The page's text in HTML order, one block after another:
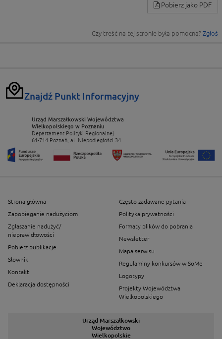
Pobierz jako PDF
Czy treść na tej stronie była pomocna? Zgłoś
Znajdź Punkt Informacyjny
Urząd Marszałkowski Województwa
Wielkopolskiego w Poznaniu
Departament Polityki Regionalnej
61-714 Poznań, al. Niepodległości 34
Strona główna
Zapobieganie nadużyciom
Zgłaszanie nadużyć/
nieprawidłowości
Pobierz publikacje
Słownik
Kontakt
Deklaracja dostępności
Często zadawane pytania
Polityka prywatności
Formaty plików do pobrania
Newsletter
Mapa serwisu
Regulaminy konkursów w SoMe
Logotypy
Projekty Województwa
Wielkopolskiego
Urząd Marszałkowski
Województwo
Wielkopolskie